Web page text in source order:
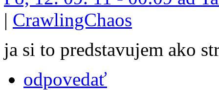
| CrawlingChaos
ja si to predstavujem ako
odpovedať